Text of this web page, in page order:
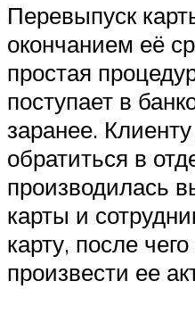
Перевыпуск
окончанием её
простая
поступает в
заранее.
обратиться в
производилась
карты и
карту, после
произвести ее